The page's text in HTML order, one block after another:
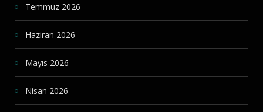
Temmuz 2026
Haziran 2026
Mayıs 2026
Nisan 2026